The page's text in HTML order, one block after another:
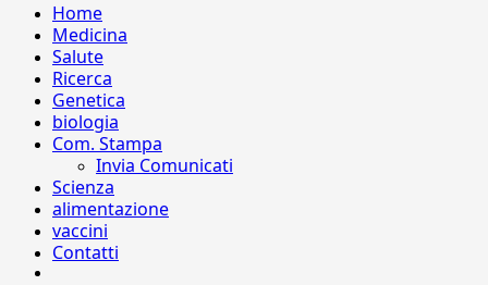
Home
Medicina
Salute
Ricerca
Genetica
biologia
Com. Stampa
Invia Comunicati
Scienza
alimentazione
vaccini
Contatti